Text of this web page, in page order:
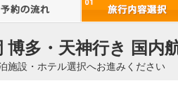
博多・天神行き 国内
施設・ホテル選択へお進みください